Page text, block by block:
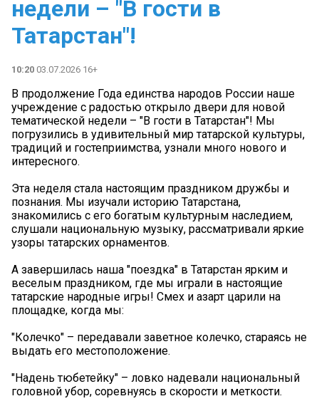
недели – "В гости в
Татарстан"!
10:20 03.07.2026 16+
В продолжение Года единства народов России наше
учреждение с радостью открыло двери для новой
тематической недели – "В гости в Татарстан"! Мы
погрузились в удивительный мир татарской культуры,
традиций и гостеприимства, узнали много нового и
интересного.
Эта неделя стала настоящим праздником дружбы и
познания. Мы изучали историю Татарстана,
знакомились с его богатым культурным наследием,
слушали национальную музыку, рассматривали яркие
узоры татарских орнаментов.
А завершилась наша "поездка" в Татарстан ярким и
веселым праздником, где мы играли в настоящие
татарские народные игры! Смех и азарт царили на
площадке, когда мы:
"Колечко" – передавали заветное колечко, стараясь не
выдать его местоположение.
"Надень тюбетейку" – ловко надевали национальный
головной убор, соревнуясь в скорости и меткости.